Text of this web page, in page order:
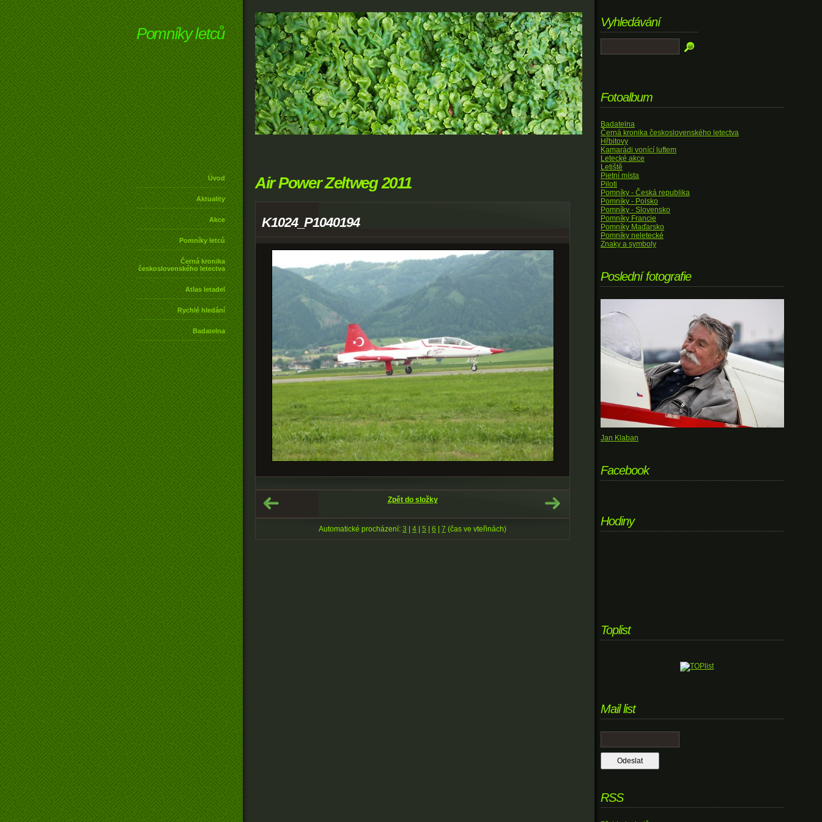
Pomníky letců
Úvod
Aktuality
Akce
Pomníky letců
Černá kronika
československého letectva
Atlas letadel
Rychlé hledání
Badatelna
Air Power Zeltweg 2011
K1024_P1040194
Zpět do složky
Automatické procházení: 3 | 4 | 5 | 6 | 7 (čas ve vteřinách)
Vyhledávání
Fotoalbum
Badatelna
Černá kronika československého letectva
Hřbitovy
Kamarádi vonící luftem
Letecké akce
Letiště
Pietní místa
Piloti
Pomníky - Česká republika
Pomníky - Polsko
Pomníky - Slovensko
Pomníky Francie
Pomníky Maďarsko
Pomníky neletecké
Znaky a symboly
Poslední fotografie
Jan Klaban
Facebook
Hodiny
Toplist
Mail list
RSS